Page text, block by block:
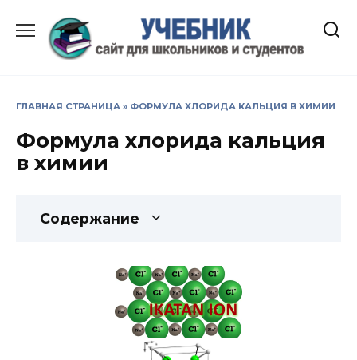
содержанию
ГЛАВНАЯ СТРАНИЦА » ФОРМУЛА ХЛОРИДА КАЛЬЦИЯ В ХИМИИ
Формула хлорида кальция
в химии
Содержание